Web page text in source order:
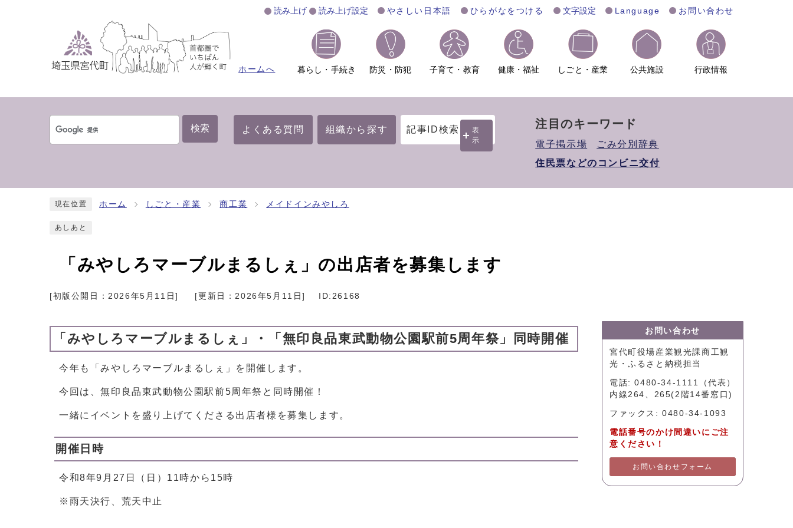
読み上げ 読み上げ設定 やさしい日本語 ひらがなをつける 文字設定 Language お問い合わせ
ホームへ 暮らし・手続き 防災・防犯 子育て・教育 健康・福祉 しごと・産業 公共施設 行政情報
検索 よくある質問 組織から探す 記事ID検索
表
示
注目のキーワード
電子掲示場
ごみ分別辞典
住民票などのコンビニ交付
現在位置 ホーム しごと・産業 商工業 メイドインみやしろ
あしあと
「みやしろマーブルまるしぇ」の出店者を募集します
[初版公開日：2026年5月11日] [更新日：2026年5月11日] ID:26168
「みやしろマーブルまるしぇ」・「無印良品東武動物公園駅前5周年祭」同時開催
今年も「みやしろマーブルまるしぇ」を開催します。
今回は、無印良品東武動物公園駅前5周年祭と同時開催！
一緒にイベントを盛り上げてくださる出店者様を募集します。
開催日時
令和8年9月27日（日）11時から15時
※雨天決行、荒天中止
お問い合わせ
宮代町役場産業観光課商工観
光・ふるさと納税担当
電話: 0480-34-1111（代表）
内線264、265(2階14番窓口)
ファックス: 0480-34-1093
電話番号のかけ間違いにご注
意ください！
お問い合わせフォーム